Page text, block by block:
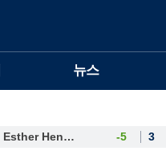
뉴스
Esther Henseleit -5 3